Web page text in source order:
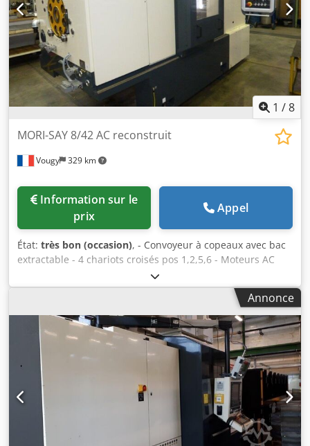
1 /8
Vougy 329 km
MORI-SAY 8/42 AC reconstruit
prix
Appel
État: très bon (occasion), - Convoyeur à copeaux avec bac
extractable - 4 chariots croisés pos 1,2,5,6 - Moteurs AC
pour les vitesses de broche et pour les avances - Armoire
électrique Siemens neuve - Panneau de commande
Siemens PLC 7.300 - Machine avec pick-up hydraulique et
chariot de reprise hydraulique - Porte-outils et
appareillages sur demandes Jfghuc9 Réalisation d'étude
de temps de cycle et mise au point de pièce sur demande.
Djdpfx Acjq Tq Imolowa
Annonce